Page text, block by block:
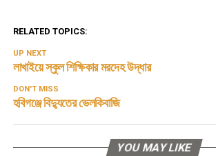
RELATED TOPICS:
UP NEXT
লাখাইয়ে স্কুল শিক্ষিকার মরদেহ উদ্ধার
DON'T MISS
হবিগঞ্জে বিদ্যুতের ভেলকিবাজি
YOU MAY LIKE